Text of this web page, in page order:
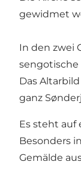
gewidmet
In den zwei
sengotische
Das
ganz
Es steht auf
Besonders
Gemälde